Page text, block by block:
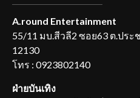
A.round Entertainment
55/11 มบ.สีวลี2 ซอย63 ต.ปร
12130
โทร : 0923802140
ฝ่ายบันเทิง